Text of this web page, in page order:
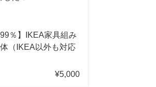
99％】IKEA家具組み
（IKEA以外も対応
¥5,000